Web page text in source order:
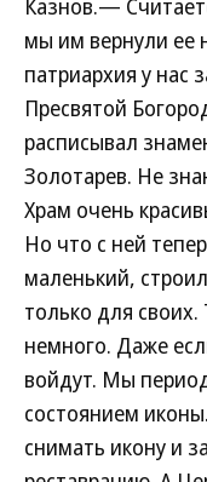
Казнов.—
мы им вернули ее
патриархия у нас
Пресвятой
расписывал
Золотарев. Не
Храм очень
Но что с ней
маленький,
только для
немного. Даже
войдут. Мы
состоянием
снимать икону и